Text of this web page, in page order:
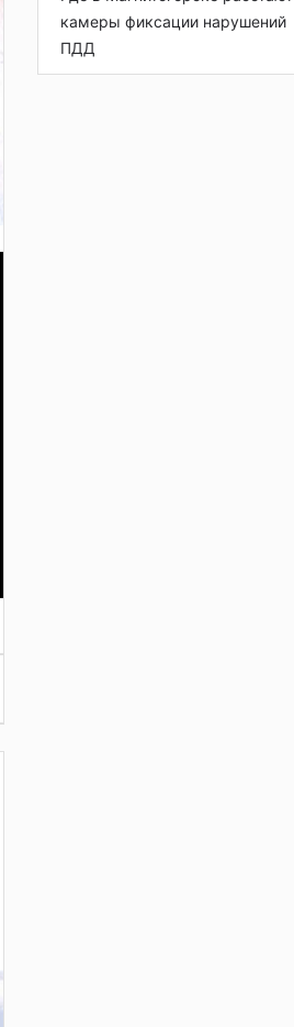
камеры фиксации нарушений
ПДД